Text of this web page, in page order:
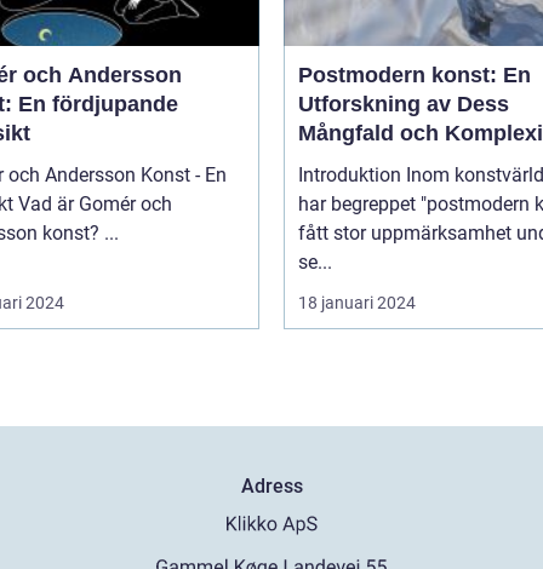
och Andersson
En fördjupande
och Andersson Konst - En
och
Andersson konst? ...
2024
Postmodern konst: En
Utforskning av Dess
Mångfald och
Introduktion Inom konstvärlden
har begreppet "postmodern
fått stor uppmärksamhet
se...
18 januari 2024
Adress